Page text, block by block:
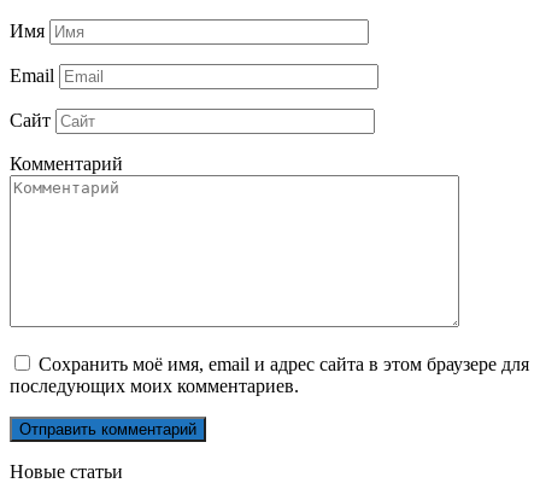
Имя
Email
Сайт
Комментарий
Сохранить моё имя, email и адрес сайта в этом браузере для
последующих моих комментариев.
Новые статьи